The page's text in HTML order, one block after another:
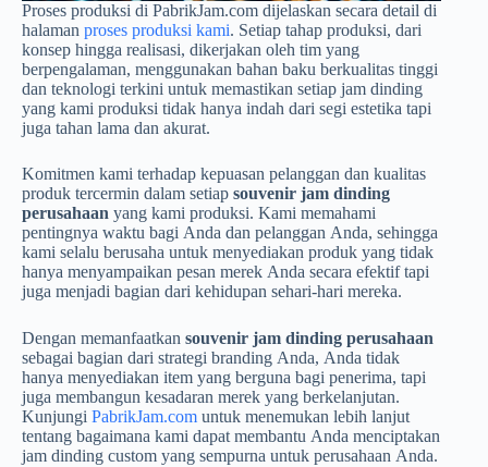
Proses produksi di PabrikJam.com dijelaskan secara detail di
halaman proses produksi kami. Setiap tahap produksi, dari
konsep hingga realisasi, dikerjakan oleh tim yang
berpengalaman, menggunakan bahan baku berkualitas tinggi
dan teknologi terkini untuk memastikan setiap jam dinding
yang kami produksi tidak hanya indah dari segi estetika tapi
juga tahan lama dan akurat.
Komitmen kami terhadap kepuasan pelanggan dan kualitas
produk tercermin dalam setiap souvenir jam dinding
perusahaan yang kami produksi. Kami memahami
pentingnya waktu bagi Anda dan pelanggan Anda, sehingga
kami selalu berusaha untuk menyediakan produk yang tidak
hanya menyampaikan pesan merek Anda secara efektif tapi
juga menjadi bagian dari kehidupan sehari-hari mereka.
Dengan memanfaatkan souvenir jam dinding perusahaan
sebagai bagian dari strategi branding Anda, Anda tidak
hanya menyediakan item yang berguna bagi penerima, tapi
juga membangun kesadaran merek yang berkelanjutan.
Kunjungi PabrikJam.com untuk menemukan lebih lanjut
tentang bagaimana kami dapat membantu Anda menciptakan
jam dinding custom yang sempurna untuk perusahaan Anda.